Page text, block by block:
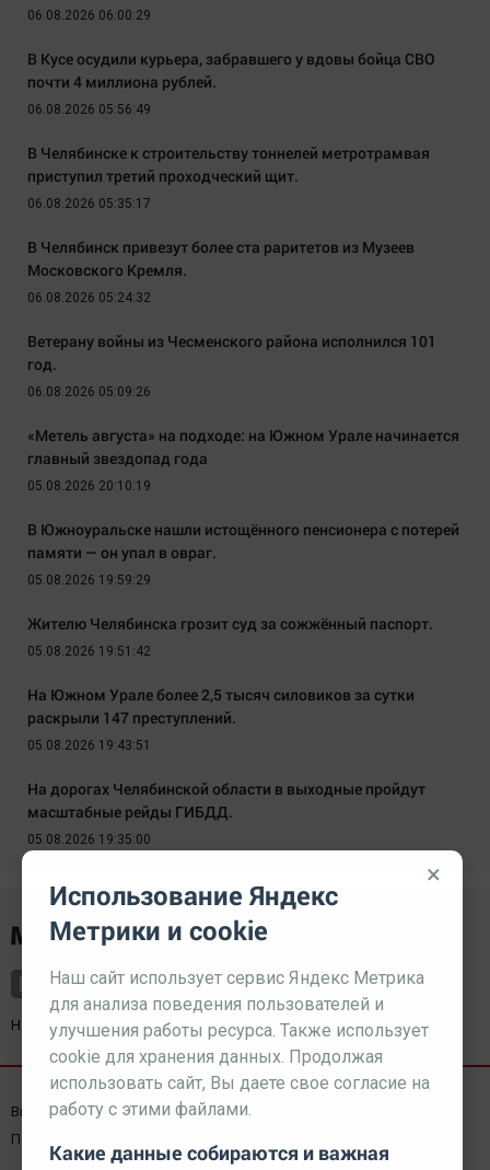
06.08.2026 06:00:29
В Кусе осудили курьера, забравшего у вдовы бойца СВО
почти 4 миллиона рублей.
06.08.2026 05:56:49
В Челябинске к строительству тоннелей метротрамвая
приступил третий проходческий щит.
06.08.2026 05:35:17
В Челябинск привезут более ста раритетов из Музеев
Московского Кремля.
06.08.2026 05:24:32
Ветерану войны из Чесменского района исполнился 101
год.
06.08.2026 05:09:26
«Метель августа» на подходе: на Южном Урале начинается
главный звездопад года
05.08.2026 20:10:19
В Южноуральске нашли истощённого пенсионера с потерей
памяти — он упал в овраг.
05.08.2026 19:59:29
Жителю Челябинска грозит суд за сожжённый паспорт.
05.08.2026 19:51:42
На Южном Урале более 2,5 тысяч силовиков за сутки
раскрыли 147 преступлений.
05.08.2026 19:43:51
На дорогах Челябинской области в выходные пройдут
масштабные рейды ГИБДД.
05.08.2026 19:35:00
Наш партнерkurorty-sochi.ru
Выходные данные СМИ Реклама
Пользовательское соглашение
×
Использование Яндекс
Метрики и cookie
Наш сайт использует сервис Яндекс Метрика
для анализа поведения пользователей и
улучшения работы ресурса. Также использует
cookie для хранения данных. Продолжая
использовать сайт, Вы даете свое согласие на
работу с этими файлами.
Какие данные собираются и важная